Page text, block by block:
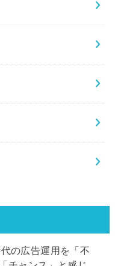
の広告運用を「不